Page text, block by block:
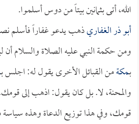
الله، أتى بثمانين بيتاً من دوس أسلموا.
أبو ذر الغفاريذهب يدعو غفاراً فأسلم
ومن حكمة النبي عليه الصلاة والسلام
بـمكةمن القبائل الأخرى يقول له: اجلس بـ
والمحنة، لا. بل كان يقول: اذهب إلى
قومك، وفي هذا توزيع الدعاة وهذه سياسة